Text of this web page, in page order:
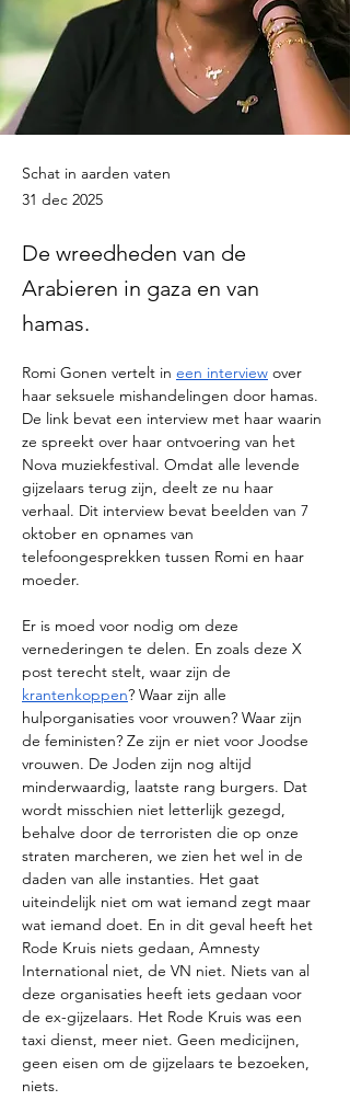
Schat in aarden vaten
31 dec 2025
De wreedheden van de
Arabieren in gaza en van
hamas.
Romi Gonen vertelt in een interview over
haar seksuele mishandelingen door hamas.
De link bevat een interview met haar waarin
ze spreekt over haar ontvoering van het
Nova muziekfestival. Omdat alle levende
gijzelaars terug zijn, deelt ze nu haar
verhaal. Dit interview bevat beelden van 7
oktober en opnames van
telefoongesprekken tussen Romi en haar
moeder.
Er is moed voor nodig om deze
vernederingen te delen. En zoals deze X
post terecht stelt, waar zijn de
krantenkoppen? Waar zijn alle
hulporganisaties voor vrouwen? Waar zijn
de feministen? Ze zijn er niet voor Joodse
vrouwen. De Joden zijn nog altijd
minderwaardig, laatste rang burgers. Dat
wordt misschien niet letterlijk gezegd,
behalve door de terroristen die op onze
straten marcheren, we zien het wel in de
daden van alle instanties. Het gaat
uiteindelijk niet om wat iemand zegt maar
wat iemand doet. En in dit geval heeft het
Rode Kruis niets gedaan, Amnesty
International niet, de VN niet. Niets van al
deze organisaties heeft iets gedaan voor
de ex-gijzelaars. Het Rode Kruis was een
taxi dienst, meer niet. Geen medicijnen,
geen eisen om de gijzelaars te bezoeken,
niets.